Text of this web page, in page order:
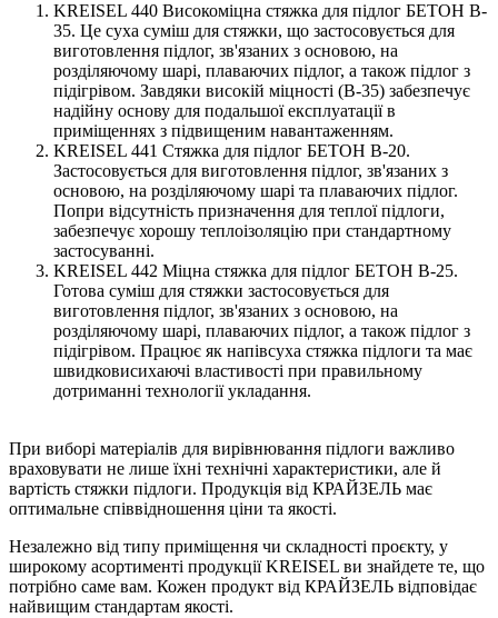
KREISEL 440 Високоміцна стяжка для підлог БЕТОН B-
35. Це суха суміш для стяжки, що застосовується для
виготовлення підлог, зв'язаних з основою, на
розділяючому шарі, плаваючих підлог, а також підлог з
підігрівом. Завдяки високій міцності (B-35) забезпечує
надійну основу для подальшої експлуатації в
приміщеннях з підвищеним навантаженням.
KREISEL 441 Стяжка для підлог БЕТОН B-20.
Застосовується для виготовлення підлог, зв'язаних з
основою, на розділяючому шарі та плаваючих підлог.
Попри відсутність призначення для теплої підлоги,
забезпечує хорошу теплоізоляцію при стандартному
застосуванні.
KREISEL 442 Міцна стяжка для підлог БЕТОН B-25.
Готова суміш для стяжки застосовується для
виготовлення підлог, зв'язаних з основою, на
розділяючому шарі, плаваючих підлог, а також підлог з
підігрівом. Працює як напівсуха стяжка підлоги та має
швидковисихаючі властивості при правильному
дотриманні технології укладання.
При виборі матеріалів для вирівнювання підлоги важливо
враховувати не лише їхні технічні характеристики, але й
вартість стяжки підлоги. Продукція від КРАЙЗЕЛЬ має
оптимальне співвідношення ціни та якості.
Незалежно від типу приміщення чи складності проєкту, у
широкому асортименті продукції KREISEL ви знайдете те, що
потрібно саме вам. Кожен продукт від КРАЙЗЕЛЬ відповідає
найвищим стандартам якості.